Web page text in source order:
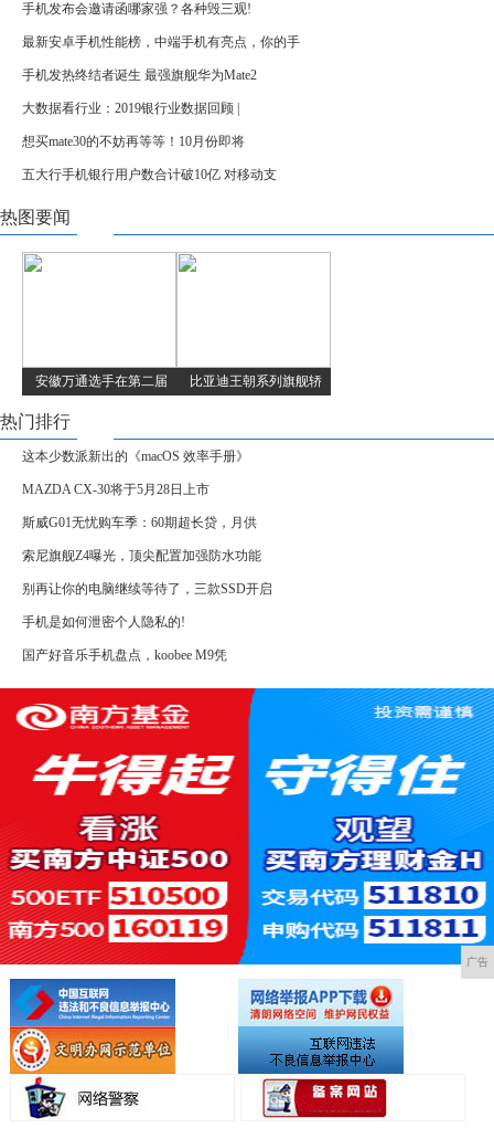
手机发布会邀请函哪家强？各种毁三观!
最新安卓手机性能榜，中端手机有亮点，你的手
手机发热终结者诞生 最强旗舰华为Mate2
大数据看行业：2019银行业数据回顾 |
想买mate30的不妨再等等！10月份即将
五大行手机银行用户数合计破10亿 对移动支
热图要闻
安徽万通选手在第二届 比亚迪王朝系列旗舰轿
热门排行
这本少数派新出的《macOS 效率手册》
MAZDA CX-30将于5月28日上市
斯威G01无忧购车季：60期超长贷，月供
索尼旗舰Z4曝光，顶尖配置加强防水功能
别再让你的电脑继续等待了，三款SSD开启
手机是如何泄密个人隐私的!
国产好音乐手机盘点，koobee M9凭
广告